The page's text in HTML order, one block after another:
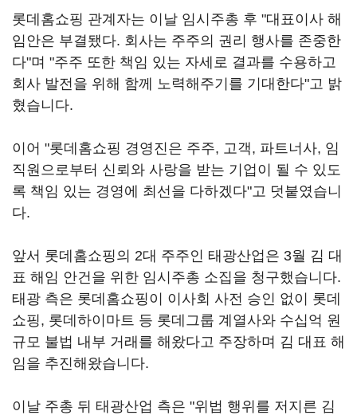
롯데홈쇼핑 관계자는 이날 임시주총 후 "대표이사 해
임안은 부결됐다. 회사는 주주의 권리 행사를 존중한
다"며 "주주 또한 책임 있는 자세로 결과를 수용하고
회사 발전을 위해 함께 노력해주기를 기대한다"고 밝
혔습니다.
이어 "롯데홈쇼핑 경영진은 주주, 고객, 파트너사, 임
직원으로부터 신뢰와 사랑을 받는 기업이 될 수 있도
록 책임 있는 경영에 최선을 다하겠다"고 덧붙였습니
다.
앞서 롯데홈쇼핑의 2대 주주인 태광산업은 3월 김 대
표 해임 안건을 위한 임시주총 소집을 청구했습니다.
태광 측은 롯데홈쇼핑이 이사회 사전 승인 없이 롯데
쇼핑, 롯데하이마트 등 롯데그룹 계열사와 수십억 원
규모 불법 내부 거래를 해왔다고 주장하며 김 대표 해
임을 추진해왔습니다.
이날 주총 뒤 태광산업 측은 "위법 행위를 저지른 김